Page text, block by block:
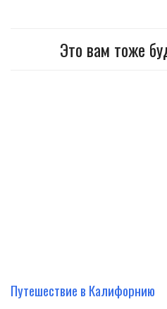
Это вам тоже
Путешествие в Калифорнию